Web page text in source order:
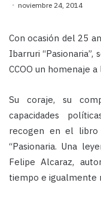
noviembre 24, 2014
Con ocasión del 25
Ibarruri “Pasionaria”,
CCOO un homenaje
Su coraje, su
capacidades
recogen en el libro
“Pasionaria. Una
Felipe Alcaraz,
tiempo e igualmente